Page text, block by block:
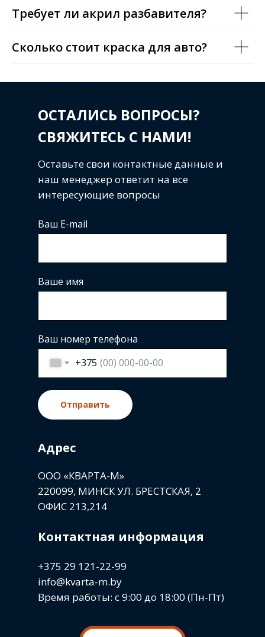
Требует ли акрил разбавителя?
Сколько стоит краска для авто?
Ваш E-mail
Ваше имя
Ваш номер телефона
+375
Отправить
Адрес
ООО «КВАРТА-М»
220099, МИНСК УЛ. БРЕСТСКАЯ, 2
ОФИС 213,214
Контактная информация
+375 29 121-22-99
info@kvarta-m.by
Время работы: с 9:00 до 18:00 (Пн-Пт)
ОСТАЛИСЬ ВОПРОСЫ?
СВЯЖИТЕСЬ С НАМИ!
Оставьте свои контактные данные и
наш менеджер ответит на все
интересующие вопросы